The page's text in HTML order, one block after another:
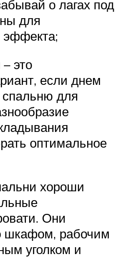
о лагах под
для
эффекта;
это
если днем
для
оптимальное
хороши
Они
шкафом, рабочим
уголком и